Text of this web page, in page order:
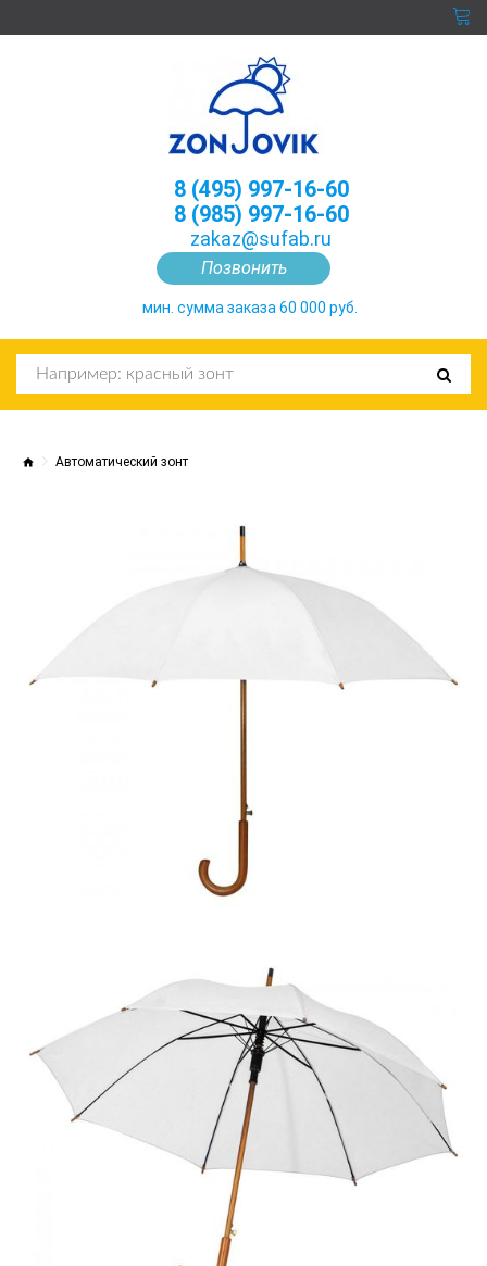
Позвонить
8 (495) 997-16-60
8 (985) 997-16-60
zakaz@sufab.ru
мин. сумма заказа 60 000 руб.
Автоматический зонт